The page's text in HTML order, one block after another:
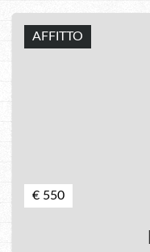
AFFITTO
€ 550